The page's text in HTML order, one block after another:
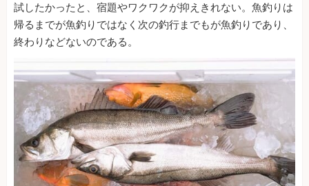
試したかったと、宿題やワクワクが抑えきれない。魚釣りは
帰るまでが魚釣りではなく次の釣行までもが魚釣りであり、
終わりなどないのである。